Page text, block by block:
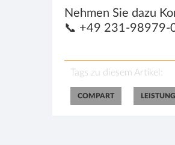
Nehmen Sie dazu
📞 +49 231-98979-
Tags zu diesem Artikel:
COMPART